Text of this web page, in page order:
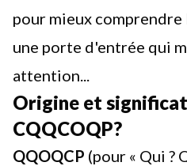
pour mieux
une porte d'entrée qui
attention...
Origine et
CQQCOQP?
QQOQCP (pour « Qui ?